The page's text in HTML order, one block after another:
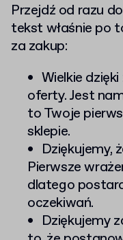
Przejdź od razu
tekst właśnie po
za zakup:
Wielkie
oferty. Jest
to Twoje
sklepie.
Dziękujemy,
Pierwsze
dlatego
oczekiwań.
Dziękujemy